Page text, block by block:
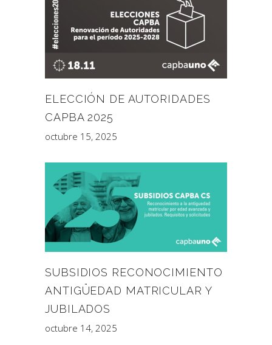
ELECCIÓN DE AUTORIDADES
CAPBA 2025
octubre 15, 2025
SUBSIDIOS RECONOCIMIENTO
ANTIGÜEDAD MATRICULAR Y
JUBILADOS
octubre 14, 2025